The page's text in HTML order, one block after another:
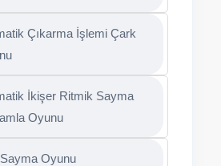
Çıkarma İşlemi Çark
İkişer Ritmik Sayma
Oyunu
Oyunu